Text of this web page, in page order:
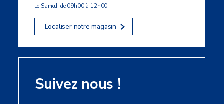
Le Samedi de 09h00 à 12h00
Localiser notre magasin
Suivez nous !